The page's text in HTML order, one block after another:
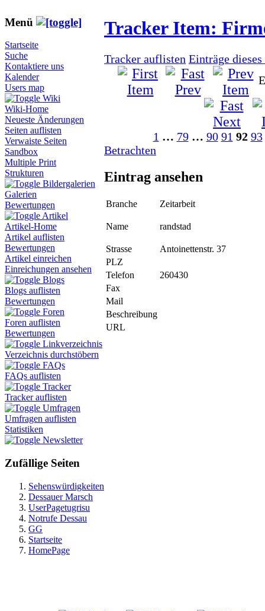
Menü
Startseite
Suche
Kontaktiere uns
Kalender
Users map
Wiki
Wiki-Home
Neueste Änderungen
Seiten auflisten
Verwaiste Seiten
Sandbox
Multiple Print
Strukturen
Bildergalerien
Galerien
Bewertungen
Artikel
Artikel-Home
Artikel auflisten
Bewertungen
Artikel einreichen
Einreichungen ansehen
Blogs
Blogs auflisten
Bewertungen
Foren
Foren auflisten
Bewertungen
Linkverzeichnis
Verzeichnis durchstöbern
FAQs
FAQs auflisten
Tracker
Tracker auflisten
Umfragen
Umfragen auflisten
Statistiken
Newsletter
Zufällige Seiten
Sehenswürdigkeiten
Dessauer Marsch
UserPagetugrisu
Notrufe Dessau
GG
Startseite
HomePage
Tracker Item:
Tracker auflisten Einträge dieses
1 … 79 … 90 91 92 93
Betrachten
Eintrag ansehen
Branche Zeitarbeit
Name randstad
Strasse
Antoinettenstr. 37
PLZ
Telefon
260430
Fax
Mail
Beschreibung
URL